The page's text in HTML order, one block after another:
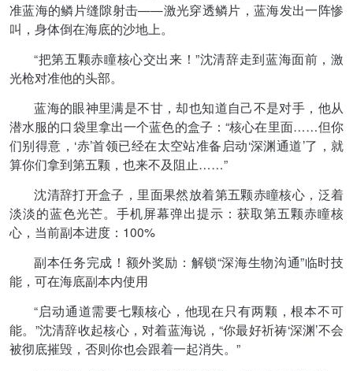
准蓝海的鳞片缝隙射击——激光穿透鳞片，蓝海发出一阵惨
叫，身体倒在海底的沙地上。
“把第五颗赤瞳核心交出来！”沈清辞走到蓝海面前，激
光枪对准他的头部。
蓝海的眼神里满是不甘，却也知道自己不是对手，他从
潜水服的口袋里拿出一个蓝色的盒子：“核心在里面……但你
们别得意，‘赤’首领已经在太空站准备启动‘深渊通道’了，就
算你们拿到第五颗，也来不及阻止……”
沈清辞打开盒子，里面果然放着第五颗赤瞳核心，泛着
淡淡的蓝色光芒。手机屏幕弹出提示：获取第五颗赤瞳核
心，当前副本进度：100%
副本任务完成！额外奖励：解锁“深海生物沟通”临时技
能，可在海底副本内使用
“启动通道需要七颗核心，他现在只有两颗，根本不可
能。”沈清辞收起核心，对着蓝海说，“你最好祈祷‘深渊’不会
被彻底摧毁，否则你也会跟着一起消失。”